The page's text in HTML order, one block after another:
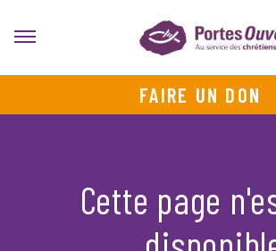
FAIRE UN DON
Cette page